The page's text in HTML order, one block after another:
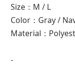
Size：M / L
Color：Gray /
Material：
-